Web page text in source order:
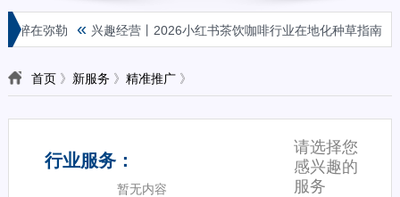
醉在弥勒 « 兴趣经营丨2026小红书茶饮咖啡行业在地化种草指南
首页》 新服务 》 精准推广》
行业服务：
暂无内容
请选择您
感兴趣的
服务